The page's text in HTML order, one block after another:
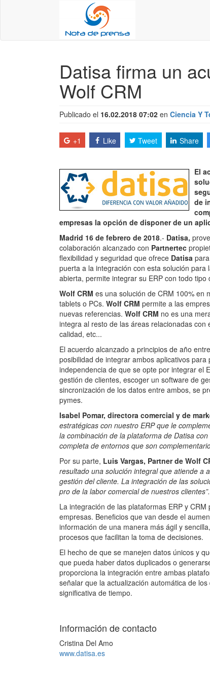
Datisa firma un
Wolf CRM
Publicado el 16.02.2018 07:02 en Ciencia Y
+1 Like Tweet Share
El
de
empresas la opción de disponer de un
Madrid 16 de febrero de 2018.- Datisa,
colaboración alcanzado con Partnertec
flexibilidad y seguridad que ofrece Datisa
puerta a la integración con esta solución para
abierta, permite integrar su ERP con todo tipo
Wolf CRM es una solución de CRM 100% en
tablets o PCs. Wolf CRM permite a las
nuevas referencias. Wolf CRM no es una
integra al resto de las áreas relacionadas
calidad, etc...
El acuerdo alcanzado a principios de año
posibilidad de integrar ambos aplicativos
independencia de que se opte por integrar el
gestión de clientes, escoger un software de
sincronización de los datos entre ambos, se
pymes.
Isabel Pomar, directora comercial y de
estratégicas con nuestro ERP que le
la combinación de la plataforma de Datisa
completa de entornos que son
Por su parte, Luis Vargas, Partner de Wolf
resultado una solución integral que atiende a
gestión del cliente. La integración de las
pro de la labor comercial de nuestros clientes”.
La integración de las plataformas ERP y
empresas. Beneficios que van desde el
información de una manera más ágil y
procesos que facilitan la toma de decisiones.
El hecho de que se manejen datos únicos y
que pueda haber datos duplicados o
proporciona la integración entre ambas
señalar que la actualización automática de
significativa de tiempo.
Información de contacto
Cristina Del Amo
www.datisa.es